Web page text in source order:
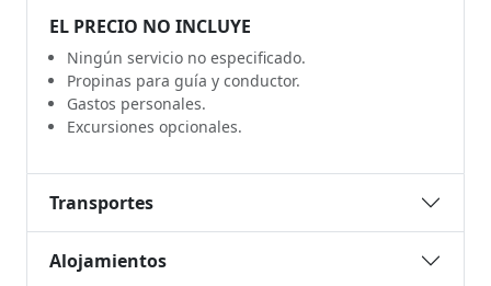
EL PRECIO NO INCLUYE
Ningún servicio no especificado.
Propinas para guía y conductor.
Gastos personales.
Excursiones opcionales.
Transportes
Alojamientos